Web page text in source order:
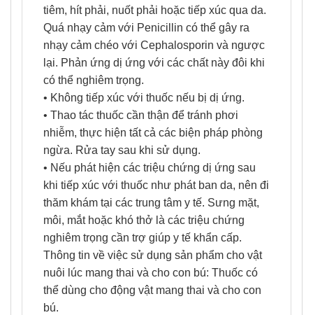
tiêm, hít phải, nuốt phải hoặc tiếp xúc qua da.
Quá nhạy cảm với Penicillin có thể gây ra
nhạy cảm chéo với Cephalosporin và ngược
lại. Phản ứng dị ứng với các chất này đôi khi
có thể nghiêm trọng.
• Không tiếp xúc với thuốc nếu bị dị ứng.
• Thao tác thuốc cần thận để tránh phơi
nhiễm, thực hiện tất cả các biện pháp phòng
ngừa. Rửa tay sau khi sử dụng.
• Nếu phát hiện các triệu chứng dị ứng sau
khi tiếp xúc với thuốc như phát ban da, nên đi
thăm khám tại các trung tâm y tế. Sưng mặt,
môi, mắt hoặc khó thở là các triệu chứng
nghiêm trọng cần trợ giúp y tế khẩn cấp.
Thông tin về việc sử dụng sản phẩm cho vật
nuôi lúc mang thai và cho con bú: Thuốc có
thể dùng cho động vật mang thai và cho con
bú.